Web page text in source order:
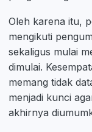
Oleh karena itu,
mengikuti
sekaligus mulai
dimulai.
memang tidak
menjadi kunci
akhirnya